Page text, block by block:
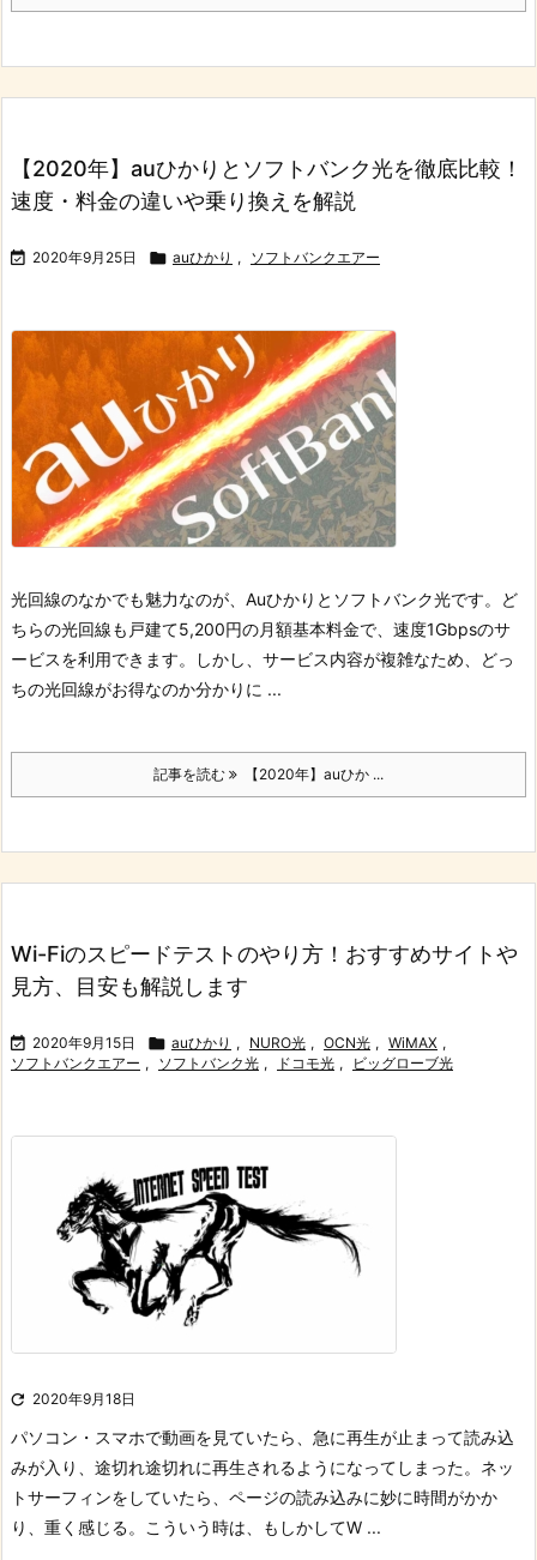
【2020年】auひかりとソフトバンク光を徹底比較！
速度・料金の違いや乗り換えを解説
 2020年9月25日  auひかり , ソフトバンクエアー
光回線のなかでも魅力なのが、Auひかりとソフトバンク光です。ど
ちらの光回線も戸建て5,200円の月額基本料金で、速度1Gbpsのサ
ービスを利用できます。
しかし、サービス内容が複雑なため、どっ
ちの光回線がお得なのか分かりに ...
記事を読む 【2020年】auひか ...
Wi-Fiのスピードテストのやり方！おすすめサイトや
見方、目安も解説します
 2020年9月15日  auひかり , NURO光 , OCN光 , WiMAX ,
ソフトバンクエアー , ソフトバンク光 , ドコモ光 , ビッグローブ光
 2020年9月18日
パソコン・スマホで動画を見ていたら、急に再生が止まって読み込
みが入り、途切れ途切れに再生されるようになってしまった。ネッ
トサーフィンをしていたら、ページの読み込みに妙に時間がかか
り、重く感じる。
こういう時は、もしかしてW ...